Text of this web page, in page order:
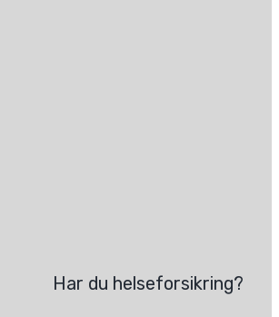
Har du helseforsikring?